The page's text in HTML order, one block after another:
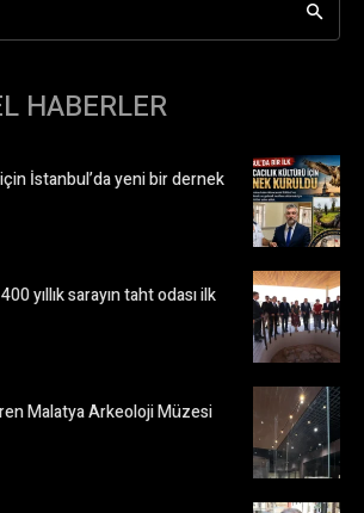
HABERLER
İstanbul’da yeni bir dernek
yıllık sarayın taht odası ilk
Malatya Arkeoloji Müzesi